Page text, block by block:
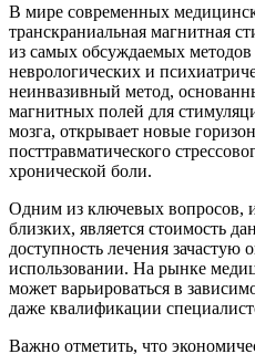
В мире современных
транскраниальная магнитная
из самых обсуждаемых
неврологических и
неинвазивный метод,
магнитных полей для
мозга, открывает новые
посттравматического
хронической боли.
Одним из ключевых вопросов,
близких, является стоимость
доступность лечения зачастую
использовании. На рынке
может варьироваться в
даже квалификации
Важно отметить, что